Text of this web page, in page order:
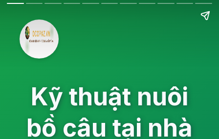
Kỹ thuật nuôi
bồ câu tại nhà